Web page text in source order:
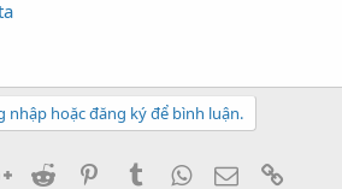
nhập hoặc đăng ký để bình luận.
Google+
Reddit PinterestTumblrWhatsApp
Email